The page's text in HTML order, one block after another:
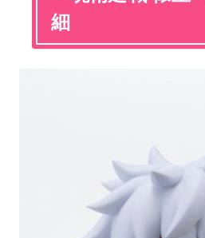
細